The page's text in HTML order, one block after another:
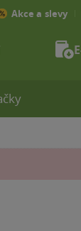
Akce a slevy